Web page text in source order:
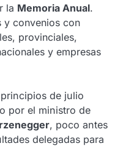
la Memoria Anual.
y convenios con
provinciales,
y empresas
de julio
por el ministro de
, poco antes
delegadas para